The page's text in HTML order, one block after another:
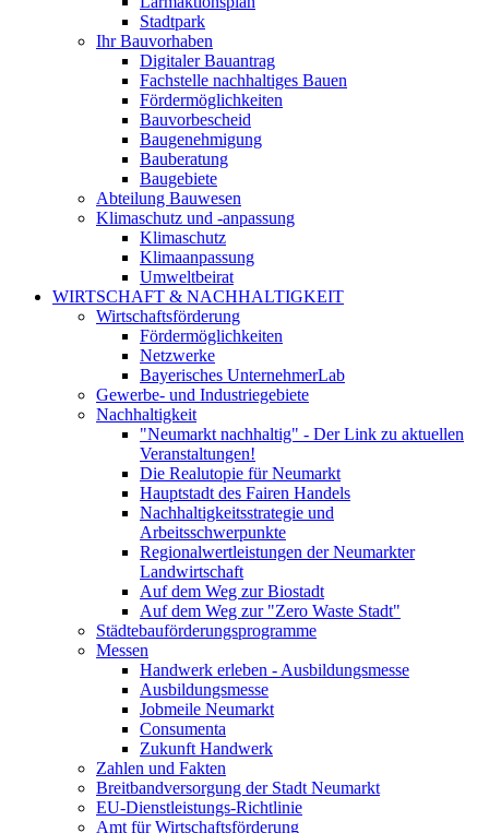
Stadtpark
Ihr Bauvorhaben
Digitaler Bauantrag
Fachstelle nachhaltiges Bauen
Fördermöglichkeiten
Bauvorbescheid
Baugenehmigung
Bauberatung
Baugebiete
Abteilung Bauwesen
Klimaschutz und -anpassung
Klimaschutz
Klimaanpassung
Umweltbeirat
WIRTSCHAFT & NACHHALTIGKEIT
Wirtschaftsförderung
Fördermöglichkeiten
Netzwerke
Bayerisches UnternehmerLab
Gewerbe- und Industriegebiete
Nachhaltigkeit
"Neumarkt nachhaltig" - Der Link zu aktuellen
Veranstaltungen!
Die Realutopie für Neumarkt
Hauptstadt des Fairen Handels
Nachhaltigkeitsstrategie und
Arbeitsschwerpunkte
Regionalwertleistungen der Neumarkter
Landwirtschaft
Auf dem Weg zur Biostadt
Auf dem Weg zur "Zero Waste Stadt"
Städtebauförderungsprogramme
Messen
Handwerk erleben - Ausbildungsmesse
Ausbildungsmesse
Jobmeile Neumarkt
Consumenta
Zukunft Handwerk
Zahlen und Fakten
Breitbandversorgung der Stadt Neumarkt
EU-Dienstleistungs-Richtlinie
Amt für Wirtschaftsförderung